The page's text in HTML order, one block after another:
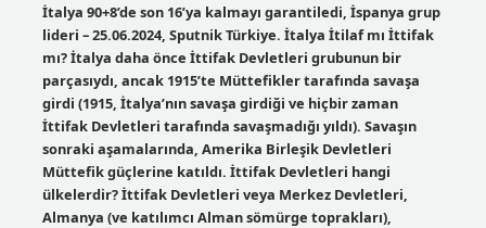
İtalya 90+8’de son 16’ya kalmayı garantiledi, İspanya grup
lideri – 25.06.2024, Sputnik Türkiye. İtalya İtilaf mı İttifak
mı? İtalya daha önce İttifak Devletleri grubunun bir
parçasıydı, ancak 1915’te Müttefikler tarafında savaşa
girdi (1915, İtalya’nın savaşa girdiği ve hiçbir zaman
İttifak Devletleri tarafında savaşmadığı yıldı). Savaşın
sonraki aşamalarında, Amerika Birleşik Devletleri
Müttefik güçlerine katıldı. İttifak Devletleri hangi
ülkelerdir? İttifak Devletleri veya Merkez Devletleri,
Almanya (ve katılımcı Alman sömürge toprakları),